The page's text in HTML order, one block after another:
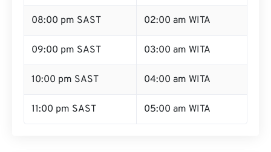
08:00 pm SAST 02:00 am WITA
09:00 pm SAST 03:00 am WITA
10:00 pm SAST 04:00 am WITA
11:00 pm SAST 05:00 am WITA